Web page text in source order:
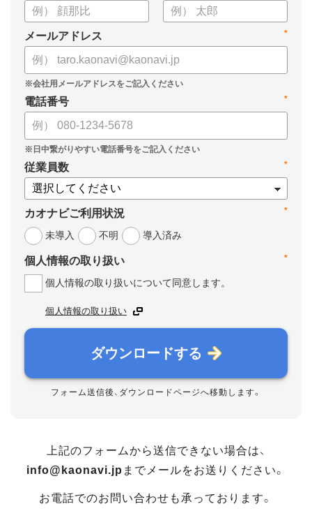
・生成AI利用における注意点やルール
・今日から使えるプロンプト集（人事評価、エンゲージメント業
務）
*
メールアドレス
*
電話番号
*
従業員数
*
カオナビご利用状況
未導入
不明 導入済み
*
個人情報の取り扱い
個人情報の取り扱いについて同意します。
個人情報の取り扱い
ダウンロードする
フォーム送信後、ダウンロードページへ移動します。
上記のフォームから送信できない場合は、
info@kaonavi.jp までメールをお送りください。
お電話でのお問い合わせも承っております。